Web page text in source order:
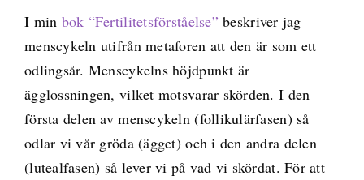
I min bok “Fertilitetsförståelse” beskriver jag
menscykeln utifrån metaforen att den är som ett
odlingsår. Menscykelns höjdpunkt är
ägglossningen, vilket motsvarar skörden. I den
första delen av menscykeln (follikulärfasen) så
odlar vi vår gröda (ägget) och i den andra delen
(lutealfasen) så lever vi på vad vi skördat. För att